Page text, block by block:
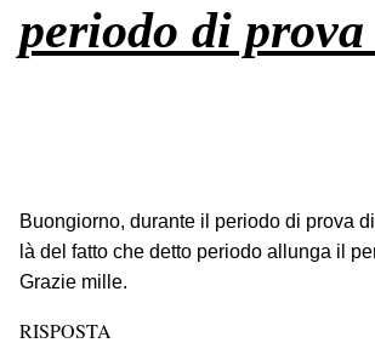
periodo di
Buongiorno, durante il periodo di prova
là del fatto che detto periodo allunga il
Grazie mille.
RISPOSTA